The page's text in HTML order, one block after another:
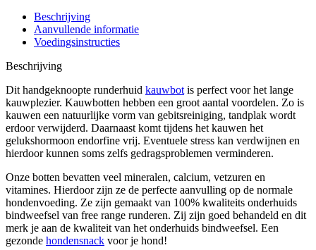
Beschrijving
Aanvullende informatie
Voedingsinstructies
Beschrijving
Dit handgeknoopte runderhuid kauwbot is perfect voor het lange
kauwplezier. Kauwbotten hebben een groot aantal voordelen. Zo is
kauwen een natuurlijke vorm van gebitsreiniging, tandplak wordt
erdoor verwijderd. Daarnaast komt tijdens het kauwen het
gelukshormoon endorfine vrij. Eventuele stress kan verdwijnen en
hierdoor kunnen soms zelfs gedragsproblemen verminderen.
Onze botten bevatten veel mineralen, calcium, vetzuren en
vitamines. Hierdoor zijn ze de perfecte aanvulling op de normale
hondenvoeding. Ze zijn gemaakt van 100% kwaliteits onderhuids
bindweefsel van free range runderen. Zij zijn goed behandeld en dit
merk je aan de kwaliteit van het onderhuids bindweefsel. Een
gezonde hondensnack voor je hond!